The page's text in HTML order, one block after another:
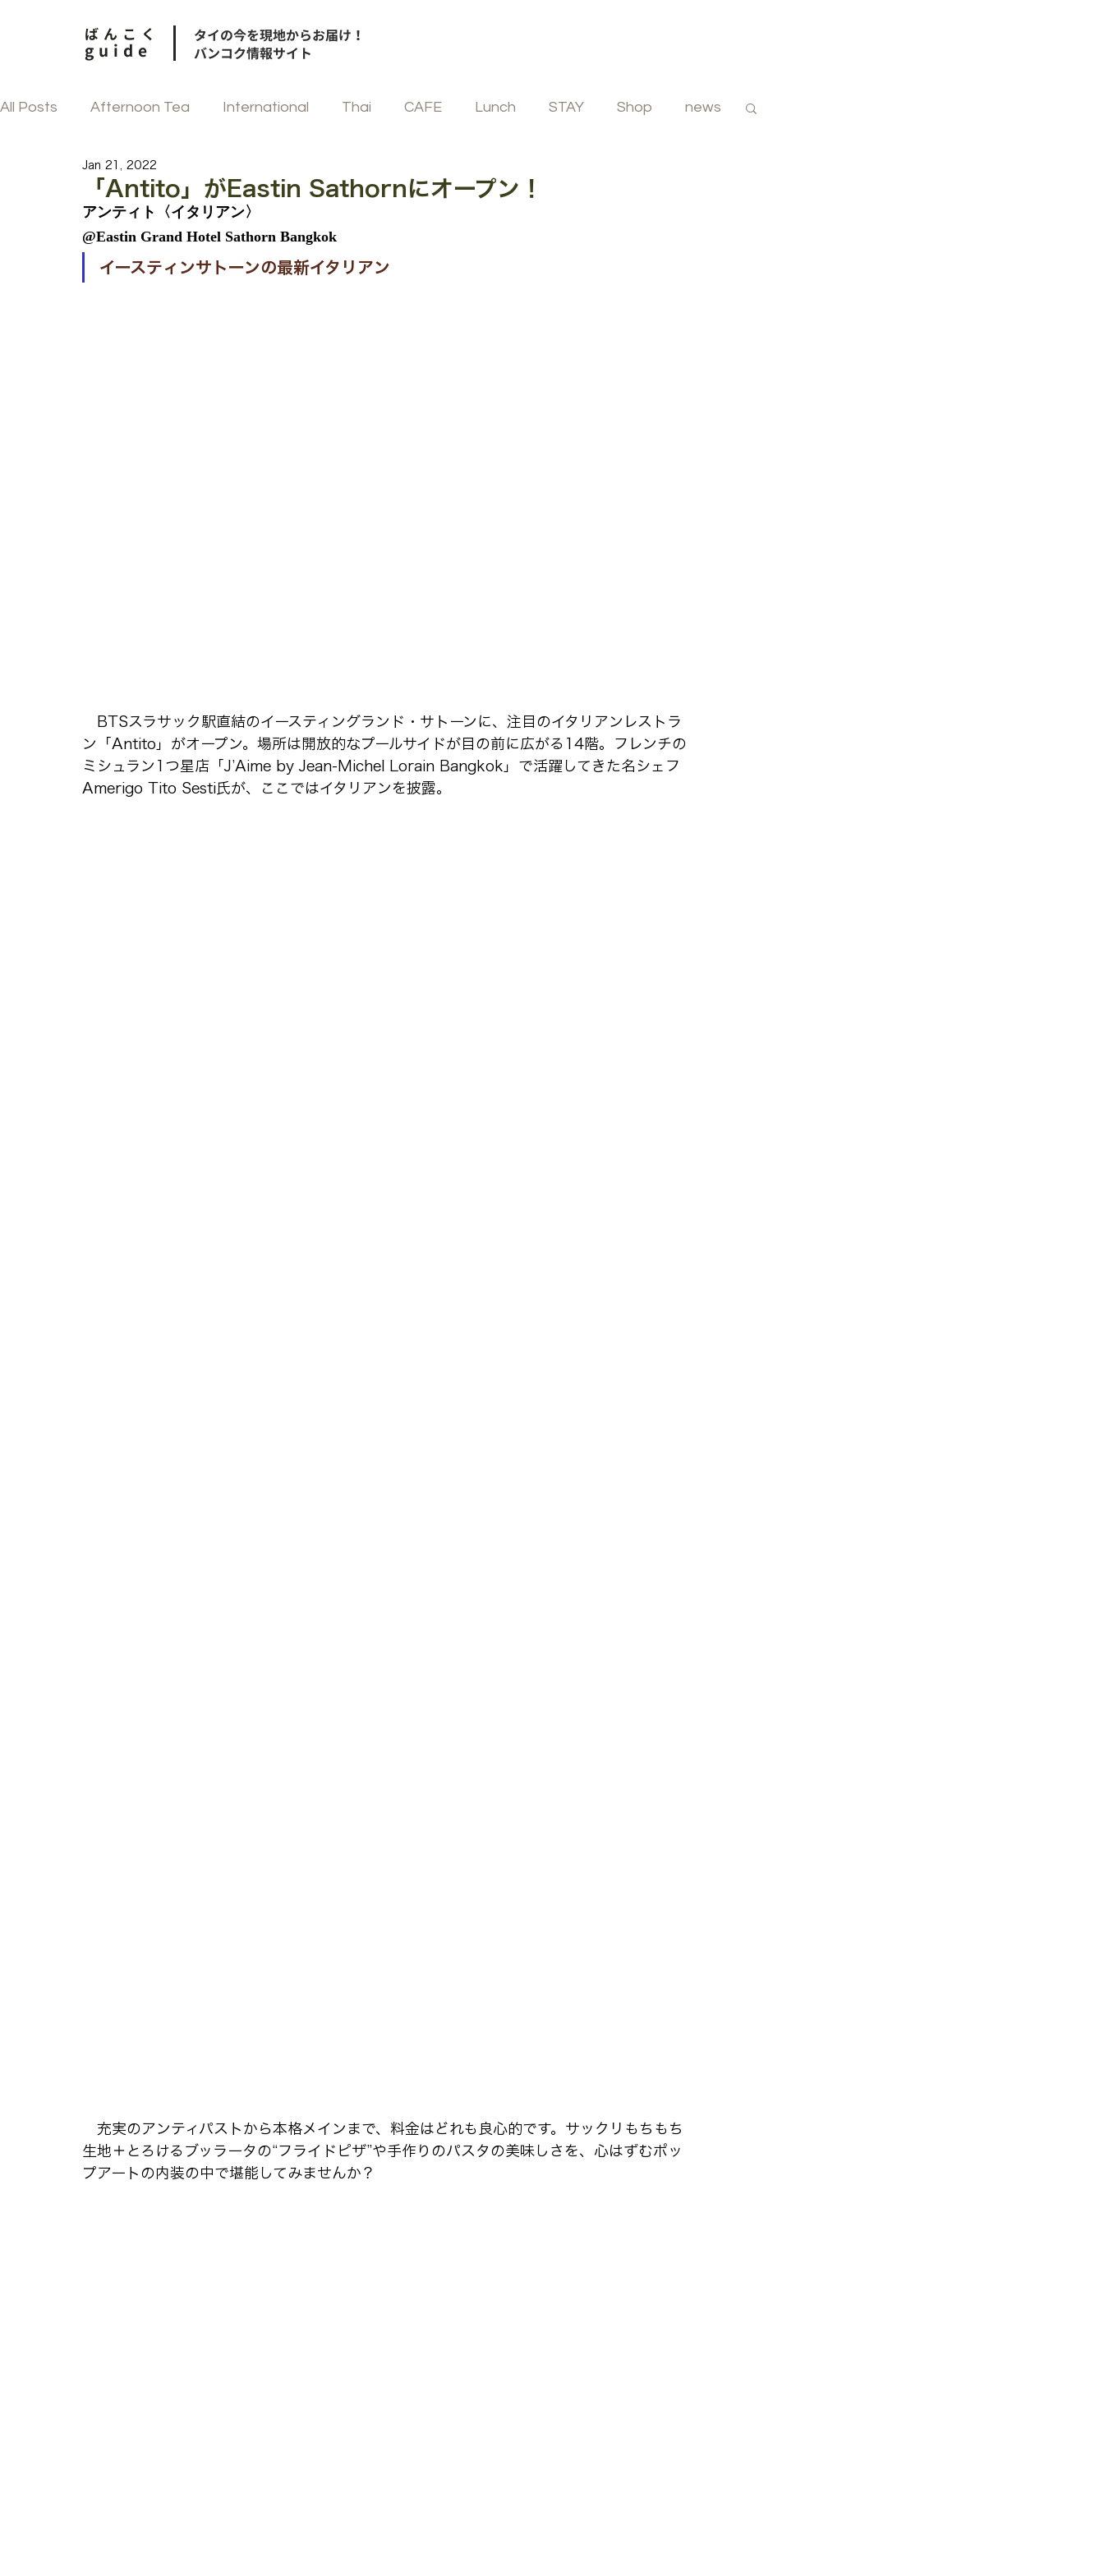
ばんこく
guide
タイの今を現地からお届け！
バンコク情報サイト
All Posts Afternoon Tea International Thai CAFE Lunch STAY Shop news
街歩き
韓国料理 タイ菓子
「Antito」がEastin Sathornにオープン！
Jan 21, 2022
アンティト〈イタリアン〉
@Eastin Grand Hotel Sathorn Bangkok
イースティンサトーンの最新イタリアン
BTSスラサック駅直結のイースティングランド・サトーンに、注目のイタリアンレストラ
ン「Antito」がオープン。場所は開放的なプールサイドが目の前に広がる14階。フレンチの
ミシュラン1つ星店「J’Aime by Jean-Michel Lorain Bangkok」で活躍してきた名シェフ
Amerigo Tito Sesti氏が、ここではイタリアンを披露。
充実のアンティパストから本格メインまで、料金はどれも良心的です。サックリもちもち
生地＋とろけるブッラータの“フライドピザ”や手作りのパスタの美味しさを、心はずむポッ
プアートの内装の中で堪能してみませんか？